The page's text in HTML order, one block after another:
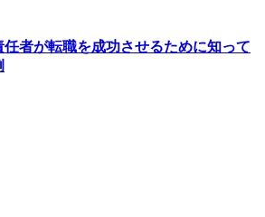
者が転職を成功させるために知って